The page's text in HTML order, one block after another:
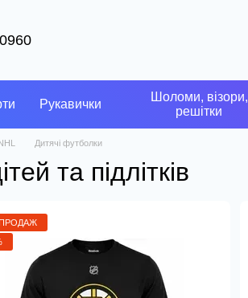
Рукавички
Шоломи, візори,
решітки
Дитячі футболки
та підлітків